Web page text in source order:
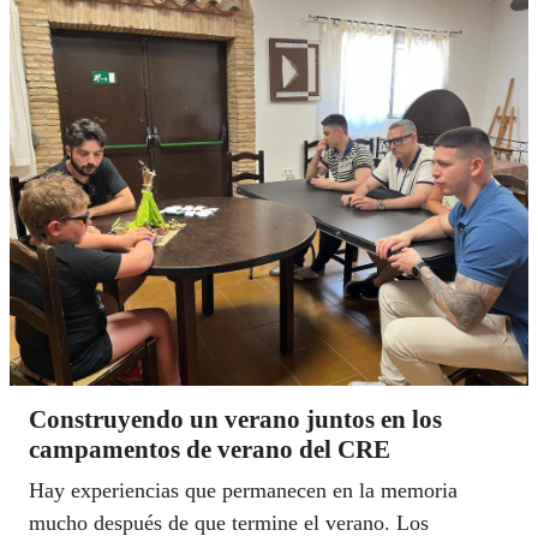
Construyendo un verano juntos en los
campamentos de verano del CRE
Hay experiencias que permanecen en la memoria
mucho después de que termine el verano. Los